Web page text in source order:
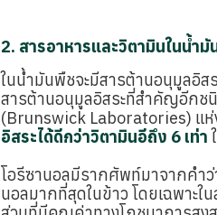
2. สารอาหารและวิตามินในน้ำมั
ในน้ำมันพืชจะมีสารต้านอนุมูลอิ
สารต้านอนุมูลอิสระที่สำคัญอีกช
(Brunswick Laboratories) แห่
อิสระได้ดีกว่าวิตามินอีถึง 6 เท่า
โอรีซานอลมีรากศัพท์มาจากคำว่
นอลมากที่สุดในข้าว โดยเฉพาะใ